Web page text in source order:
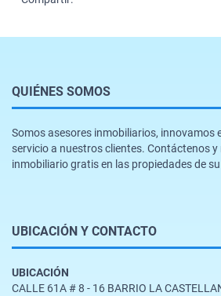
QUIÉNES SOMOS
Somos asesores inmobiliarios, innovamos
servicio a nuestros clientes. Contáctenos
inmobiliario gratis en las propiedades de
UBICACIÓN Y CONTACTO
UBICACIÓN
CALLE 61A # 8 - 16 BARRIO LA